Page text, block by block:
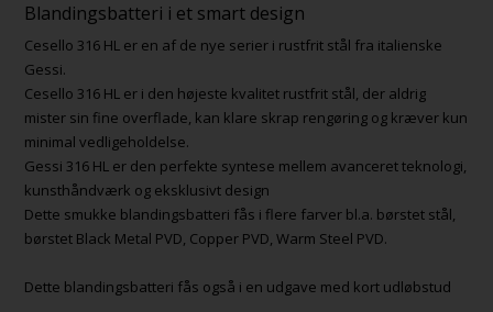
Blandingsbatteri i et smart design
Cesello 316 HL er en af de nye serier i rustfrit stål fra italienske
Gessi.
Cesello 316 HL er i den højeste kvalitet rustfrit stål, der aldrig
mister sin fine overflade, kan klare skrap rengøring og kræver kun
minimal vedligeholdelse.
Gessi 316 HL er den perfekte syntese mellem avanceret teknologi,
kunsthåndværk og eksklusivt design
Dette smukke blandingsbatteri fås i flere farver bl.a. børstet stål,
børstet Black Metal PVD, Copper PVD, Warm Steel PVD.
Dette blandingsbatteri fås også i en udgave med kort udløbstud